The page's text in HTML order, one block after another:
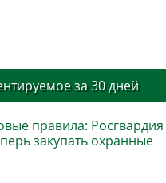
за 30 дней
правила: Росгвардия
закупать охранные